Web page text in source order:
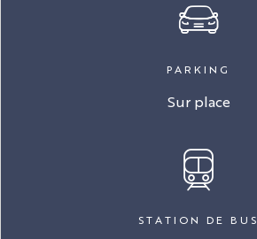
PARKING
Sur place
STATION DE BUS